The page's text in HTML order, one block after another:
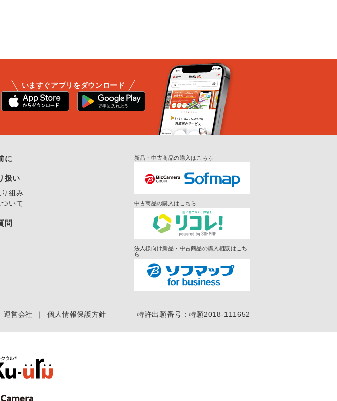
いますぐアプリをダウンロード
に
扱い
組み
いて
問
新品・中古商品の購入はこちら
中古商品の購入はこちら
法人様向け新品・中古商品の購入相談はこち
ら
運営会社 ｜ 個人情報保護方針 特許出願番号：特願2018-111652